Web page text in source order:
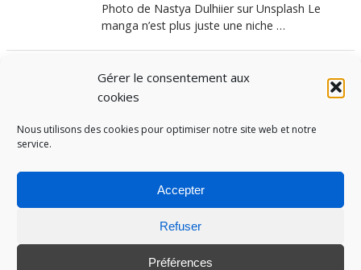
Gérer le consentement aux
cookies
Nous utilisons des cookies pour optimiser notre site web et notre
service.
Accepter
Refuser
Préférences
Photo de Nastya Dulhiier sur Unsplash Le
manga n’est plus juste une niche …
MANGA & MARQUES : ANATOMIE D’UNE
ALLIANCE MARKETING GAGNANTE
Les interminables files d’attente devant les
MEDIA INSTITUTE
STRATÉGIE MARKETING & DIGITALE © TOUS DROITS RÉSERVÉS 2017-2025
-POLITIQUE DE COOKIES